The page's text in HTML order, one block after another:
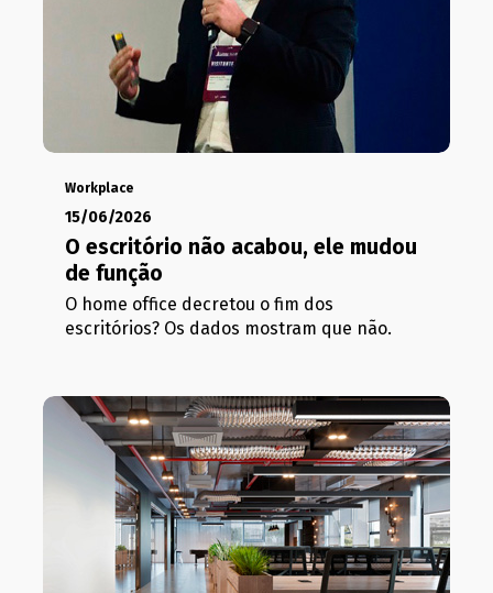
Workplace
15/06/2026
O escritório não acabou, ele mudou
de função
O home office decretou o fim dos
escritórios? Os dados mostram que não.